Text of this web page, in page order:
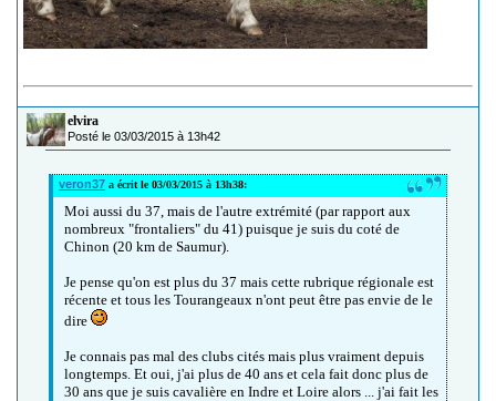
elvira
Posté le 03/03/2015 à 13h42
veron37 a écrit le 03/03/2015 à 13h38:
Moi aussi du 37, mais de l'autre extrémité (par rapport aux
nombreux "frontaliers" du 41) puisque je suis du coté de
Chinon (20 km de Saumur).
Je pense qu'on est plus du 37 mais cette rubrique régionale est
récente et tous les Tourangeaux n'ont peut être pas envie de le
dire
Je connais pas mal des clubs cités mais plus vraiment depuis
longtemps. Et oui, j'ai plus de 40 ans et cela fait donc plus de
30 ans que je suis cavalière en Indre et Loire alors ... j'ai fait les